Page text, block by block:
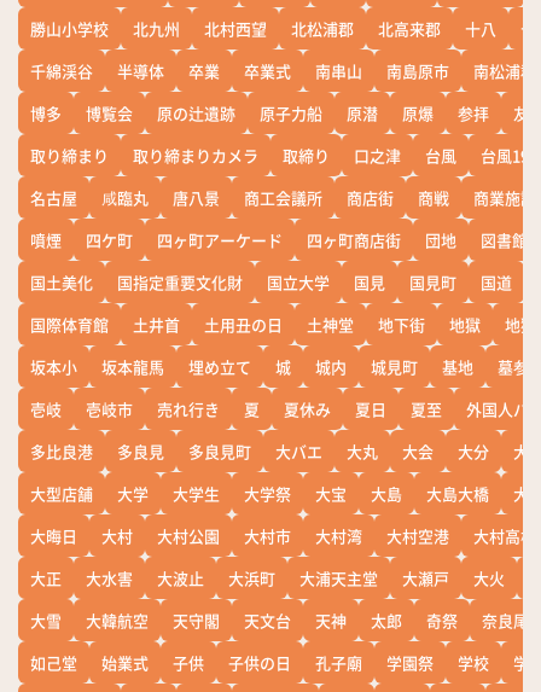
勝山小学校
北九州 北村西望 北松浦郡 北高来郡 十八
十
千綿渓谷
半導体 卒業 卒業式 南串山 南島原市
南松浦郡
博多
博覧会 原の辻遺跡 原子力船 原潜 原爆 参拝
友
取り締まり
取り締まりカメラ 取締り 口之津 台風
台風19
名古屋
咸臨丸 唐八景 商工会議所 商店街 商戦
商業施設
噴煙
四ケ町 四ヶ町アーケード 四ヶ町商店街 団地
図書館
国土美化
国指定重要文化財 国立大学 国見 国見町 国道
国際体育館
土井首 土用丑の日 土神堂 地下街 地獄
地獄
坂本小
坂本龍馬 埋め立て 城 城内 城見町 基地
墓参
壱岐
壱岐市 売れ行き 夏 夏休み 夏日 夏至
外国人バ
多比良港
多良見 多良見町 大バエ 大丸 大会 大分
大
大型店舗
大学 大学生 大学祭 大宝 大島 大島大橋
大
大晦日
大村 大村公園 大村市 大村湾 大村空港
大村高校
大正
大水害 大波止 大浜町 大浦天主堂 大瀬戸 大火
大雪
大韓航空 天守閣 天文台 天神 太郎 奇祭
奈良尾
如己堂
始業式 子供 子供の日 孔子廟 学園祭 学校
学